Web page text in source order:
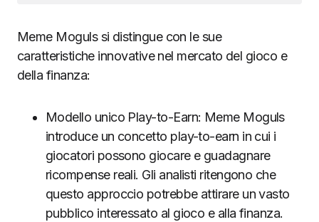
Meme Moguls si distingue con le sue
caratteristiche innovative nel mercato del gioco e
della finanza:
Modello unico Play-to-Earn: Meme Moguls
introduce un concetto play-to-earn in cui i
giocatori possono giocare e guadagnare
ricompense reali. Gli analisti ritengono che
questo approccio potrebbe attirare un vasto
pubblico interessato al gioco e alla finanza.